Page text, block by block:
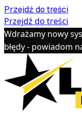
Przejdź do treści
Przejdź do treści
Wdrażamy nowy
błędy - powiadom